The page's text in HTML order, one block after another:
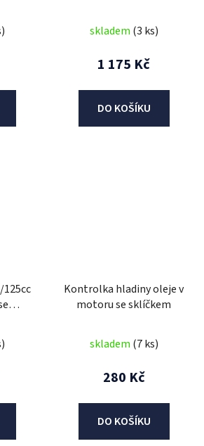
skladem (3 ks)
1 175 Kč
DO KOŠÍKU
Kontrolka hladiny oleje v
motoru se sklíčkem
skladem (7 ks)
280 Kč
DO KOŠÍKU